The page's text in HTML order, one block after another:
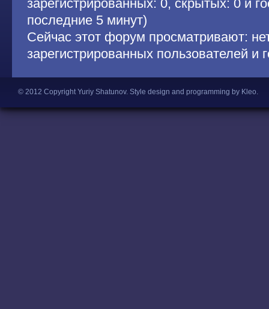
зарегистрированных: 0, скрытых: 0 и
последние 5 минут)
Сейчас этот форум просматривают:
зарегистрированных пользователей и
© 2012 Copyright Yuriy Shatunov. Style design and programming by Kleo.